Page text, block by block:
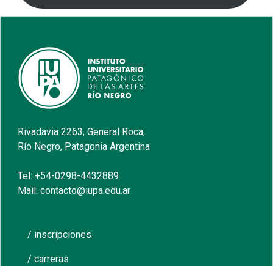
Rivadavia 2263, General Roca,
Río Negro, Patagonia Argentina
Tel: +54-0298-4432889
Mail: contacto@iupa.edu.ar
/ inscripciones
/ carreras